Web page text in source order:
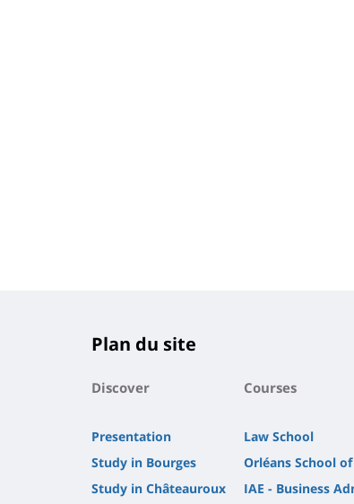
Plan du site
Discover
Presentation
Study in Bourges
Study in Châteauroux
Courses
Law School
Orléans School
IAE - Business